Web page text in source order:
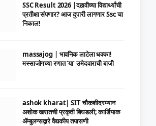
SSC Result 2026 |दहावीच्या विद्यार्थ्यांची
प्रतीक्षा संपणार? आज दुपारी लागणार Ssc चा
निकाल!
massajog | भावनिक लाटेला धक्का!
मस्साजोगच्या रणात ‘या’ उमेदवाराची बाजी
ashok kharat| SIT चौकशीदरम्यान
अशोक खरातची प्रकृती बिघडली; कार्डियाक
ॲम्बुलन्सद्वारे वैद्यकीय तपासणी